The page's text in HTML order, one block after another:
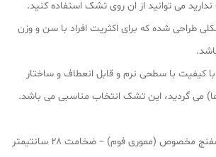
می توانید از ان روی تشک استفاده کنید.
طراحی شده که برای اکثریت افراد با سن و وزن
کیفیت با سطحی نرم و قابل انعطاف و ساختار
ها) می گردید، این تشک انتخاب مناسبی می باشد.
تشک میترا لاوین: از اسفنج مخصوص (مموری فوم) – ضخامت ۲۸ سانتیمتر